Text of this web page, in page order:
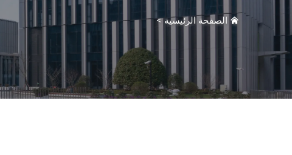
الصفحة الرئيسية>